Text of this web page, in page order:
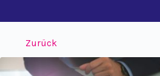
Zurück